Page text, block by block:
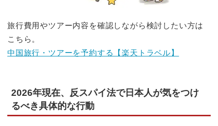
旅行費用やツアー内容を確認しながら検討したい方は
こちら。
中国旅行・ツアーを予約する【楽天トラベル】
2026年現在、反スパイ法で日本人が気をつけ
るべき具体的な行動